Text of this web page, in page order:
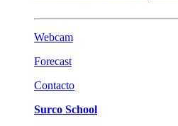
Webcam
Forecast
Contacto
Surco School